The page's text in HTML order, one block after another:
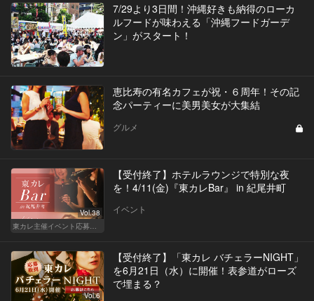
7/29より3日間！沖縄好きも納得のローカ
ルフードが味わえる「沖縄フードガーデ
ン」がスタート！
恵比寿の有名カフェが祝・６周年！その記
念パーティーに美男美女が大集結
グルメ
Vol.38
【受付終了】ホテルラウンジで特別な夜
を！4/11(金)『東カレBar』 in 紀尾井町
イベント
Vol.6
【受付終了】「東カレ バチェラーNIGHT」
を6月21日（水）に開催！表参道がローズ
で埋まる？